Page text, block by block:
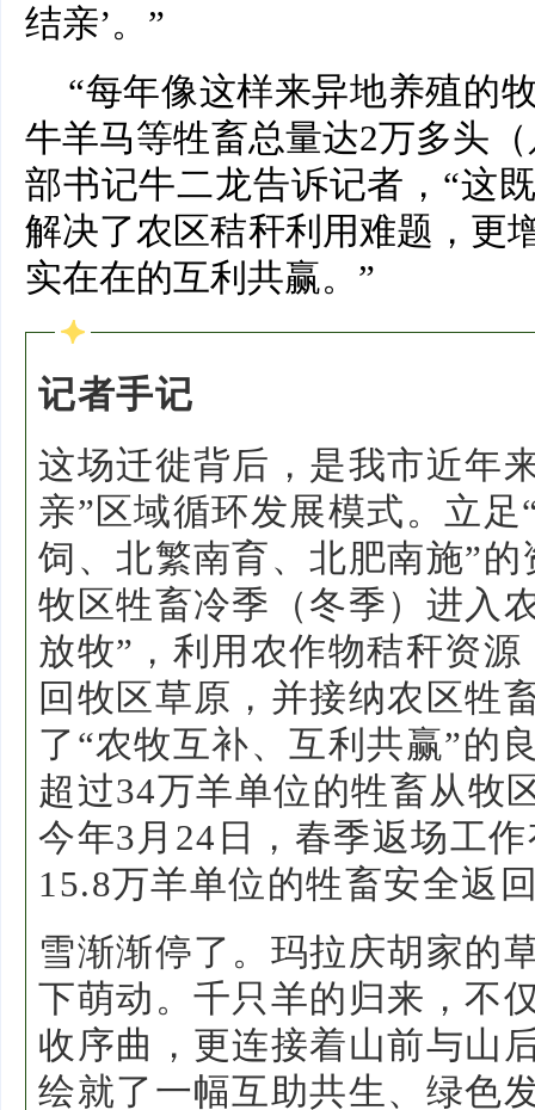
结亲’。”
“每年像这样来异地养殖的
牛羊马等牲畜总量达2万多头
部书记牛二龙告诉记者，“这
解决了农区秸秆利用难题，更
实在在的互利共赢。”
记者手记
这场迁徙背后，是我市近年
亲”区域循环发展模式。立
饲、北繁南育、北肥南施”
牧区牲畜冷季（冬季）进入
放牧”，利用农作物秸秆资
回牧区草原，并接纳农区牲
了“农牧互补、互利共赢”的
超过34万羊单位的牲畜从牧
今年3月24日，春季返场工
15.8万羊单位的牲畜安全返
雪渐渐停了。玛拉庆胡家的
下萌动。千只羊的归来，不
收序曲，更连接着山前与山
绘就了一幅互助共生、绿色